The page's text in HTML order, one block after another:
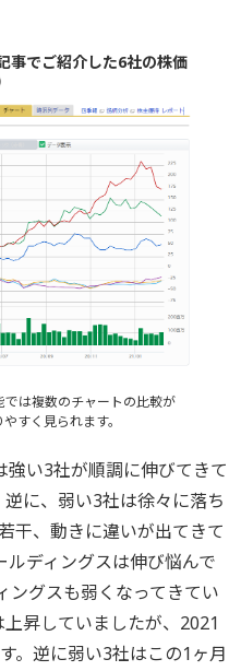
事でご紹介した6社の株価
は複数のチャートの比較が
すく見られます。
い3社が順調に伸びてきて
に、弱い3社は徐々に落ち
干、動きに違いが出てきて
ディングスは伸び悩んで
ングスも弱くなってきてい
昇していましたが、2021
。逆に弱い3社はこの1ヶ月